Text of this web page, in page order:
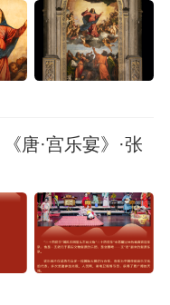
唐·宫乐宴》·张